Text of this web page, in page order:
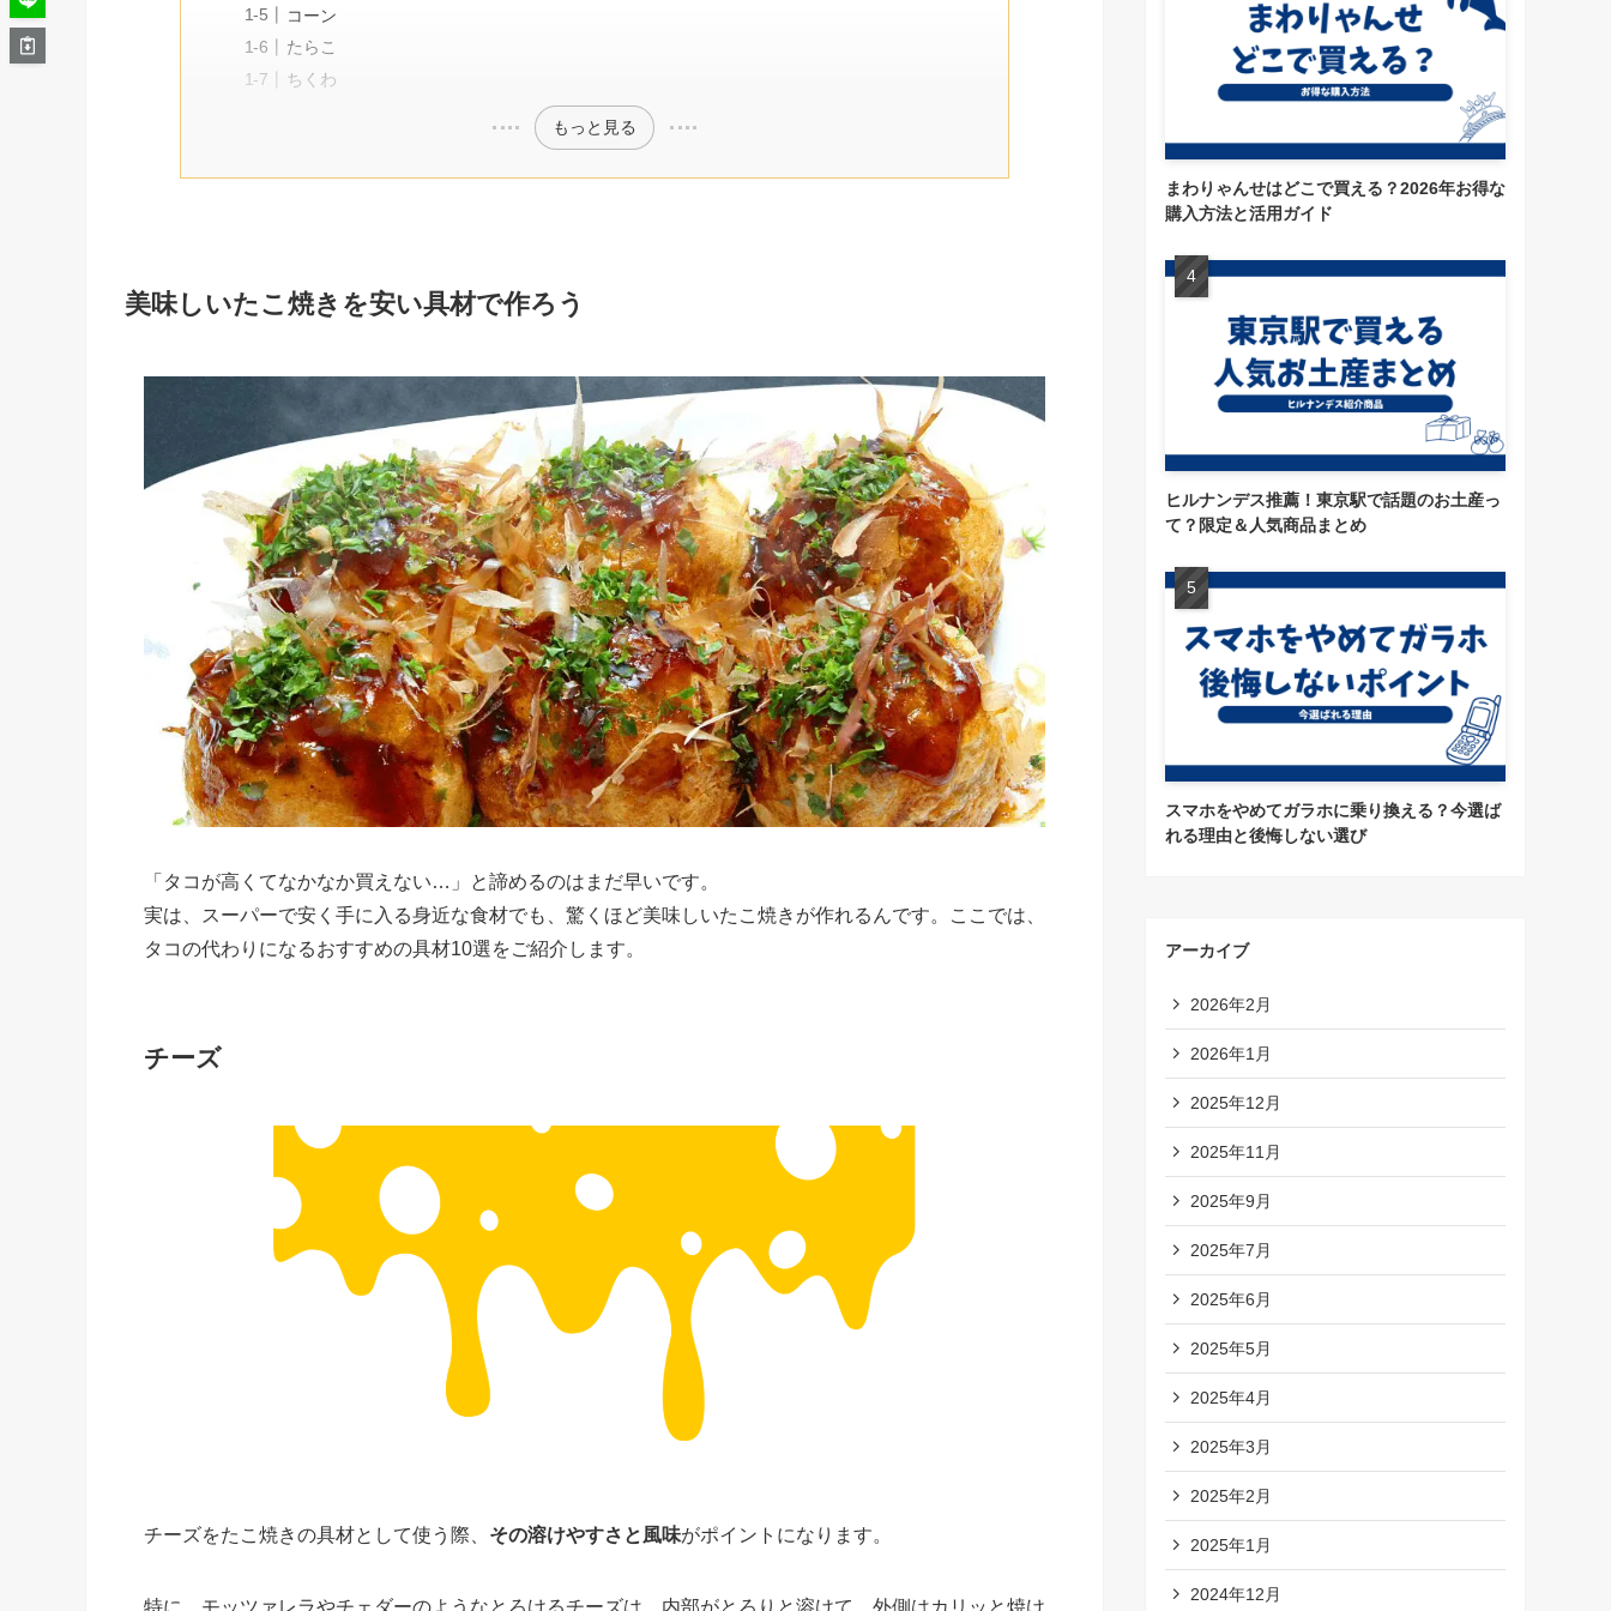
コーン
たらこ
ちくわ
もっと見る
美味しいたこ焼きを安い具材で作ろう
「タコが高くてなかなか買えない…」と諦めるのはまだ早いです。
実は、スーパーで安く手に入る身近な食材でも、驚くほど美味しいたこ焼きが作れるんです。ここでは、
タコの代わりになるおすすめの具材10選をご紹介します。
チーズ
チーズをたこ焼きの具材として使う際、 その溶けやすさと風味がポイントになります。
特に、モッツァレラやチェダーのようなとろけるチーズは、内部がとろりと溶けて、外側はカリッと焼け
まわりゃんせはどこで買える？2026年お得な
購入方法と活用ガイド
ヒルナンデス推薦！東京駅で話題のお土産っ
て？限定＆人気商品まとめ
スマホをやめてガラホに乗り換える？今選ば
れる理由と後悔しない選び
アーカイブ
2026年2月
2026年1月
2025年12月
2025年11月
2025年9月
2025年7月
2025年6月
2025年5月
2025年4月
2025年3月
2025年2月
2025年1月
2024年12月